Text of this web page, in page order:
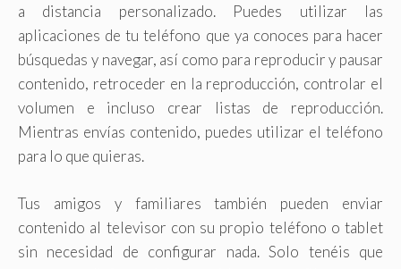
a distancia personalizado. Puedes utilizar las
aplicaciones de tu teléfono que ya conoces para hacer
búsquedas y navegar, así como para reproducir y pausar
contenido, retroceder en la reproducción, controlar el
volumen e incluso crear listas de reproducción.
Mientras envías contenido, puedes utilizar el teléfono
para lo que quieras.
Tus amigos y familiares también pueden enviar
contenido al televisor con su propio teléfono o tablet
sin necesidad de configurar nada. Solo tenéis que